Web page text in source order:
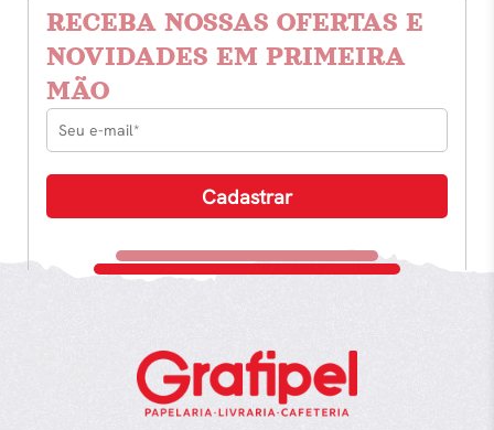
RECEBA NOSSAS OFERTAS E
NOVIDADES EM PRIMEIRA
MÃO